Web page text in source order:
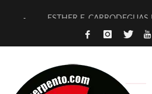
ESTHER F.
[TERRA DE GUAPES]
TIMBRE 4, LA ESCUELA DEL